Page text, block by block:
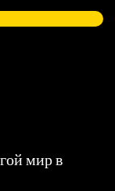
мир в